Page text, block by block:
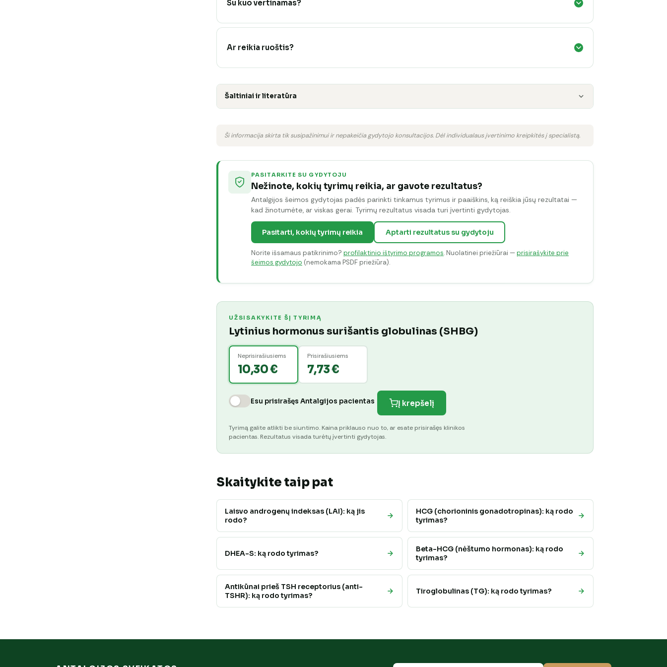
Su kuo vertinamas?
Ar reikia ruoštis?
Šaltiniai ir literatūra
Ši informacija skirta tik susipažinimui ir nepakeičia gydytojo konsultacijos. Dėl individualaus įvertinimo kreipkitės į specialistą.
PASITARKITE SU GYDYTOJU
Nežinote, kokių tyrimų reikia, ar gavote rezultatus?
Antalgijos šeimos gydytojas padės parinkti tinkamus tyrimus ir paaiškins, ką reiškia jūsų rezultatai —
kad žinotumėte, ar viskas gerai. Tyrimų rezultatus visada turi įvertinti gydytojas.
Pasitarti, kokių tyrimų reikia Aptarti rezultatus su gydytoju
Norite išsamaus patikrinimo? profilaktinio ištyrimo programos. Nuolatinei priežiūrai —prisirašykite prie
šeimos gydytojo (nemokama PSDF priežiūra).
UŽSISAKYKITE ŠĮ TYRIMĄ
Lytinius hormonus surišantis globulinas (SHBG)
Neprisirašiusiems
10,30 €
Prisirašiusiems
7,73 €
Esu prisirašęs Antalgijos pacientas Į krepšelį
Tyrimą galite atlikti be siuntimo. Kaina priklauso nuo to, ar esate prisirašęs klinikos
pacientas. Rezultatus visada turėtų įvertinti gydytojas.
Skaitykite taip pat
Laisvo androgenų indeksas (LAI): ką jis
rodo?
HCG (chorioninis gonadotropinas): ką rodo
tyrimas?
DHEA-S: ką rodo tyrimas?
Beta-HCG (nėštumo hormonas): ką rodo
tyrimas?
Antikūnai prieš TSH receptorius (anti-
TSHR): ką rodo tyrimas?
Tiroglobulinas (TG): ką rodo tyrimas?